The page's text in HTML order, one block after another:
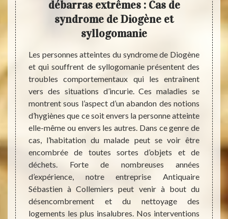
à
faire
vous
ou
de
par
de
vos
débarras extrêmes : Cas de
syndrome de Diogène et
syllogomanie
Les personnes atteintes du syndrome de Diogène
et qui souffrent de syllogomanie présentent des
troubles comportementaux qui les entraînent
vers des situations d’incurie. Ces maladies se
montrent sous l’aspect d’un abandon des notions
d’hygiènes que ce soit envers la personne atteinte
elle-même ou envers les autres. Dans ce genre de
cas, l’habitation du malade peut se voir être
encombrée de toutes sortes d’objets et de
déchets. Forte de nombreuses années
d’expérience, notre entreprise Antiquaire
Sébastien à Collemiers peut venir à bout du
désencombrement et du nettoyage des
logements les plus insalubres. Nos interventions
En
et
un
fera